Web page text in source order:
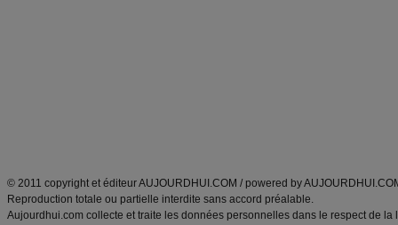
© 2011 copyright et éditeur AUJOURDHUI.COM / powered by
Reproduction totale ou partielle interdite sans accord préalable.
Aujourdhui.com collecte et traite les données personnelles dans le respect de